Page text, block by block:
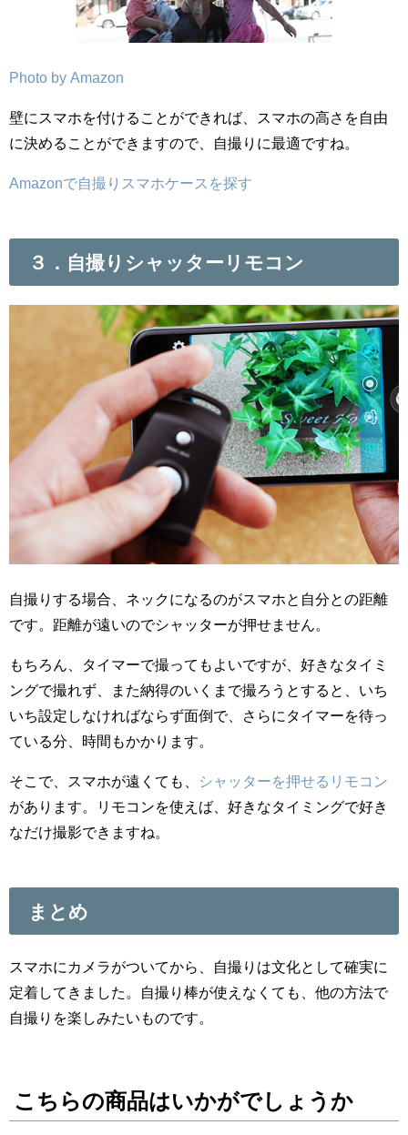
Photo by Amazon
壁にスマホを付けることができれば、スマホの高さを自由
に決めることができますので、自撮りに最適ですね。
Amazonで自撮りスマホケースを探す
３．自撮りシャッターリモコン
自撮りする場合、ネックになるのがスマホと自分との距離
です。距離が遠いのでシャッターが押せません。
もちろん、タイマーで撮ってもよいですが、好きなタイミ
ングで撮れず、また納得のいくまで撮ろうとすると、いち
いち設定しなければならず面倒で、さらにタイマーを待っ
ている分、時間もかかります。
そこで、スマホが遠くても、
シャッターを押せるリモコン
があります。リモコンを使えば、好きなタイミングで好き
なだけ撮影できますね。
まとめ
スマホにカメラがついてから、自撮りは文化として確実に
定着してきました。自撮り棒が使えなくても、他の方法で
自撮りを楽しみたいものです。
こちらの商品はいかがでしょうか